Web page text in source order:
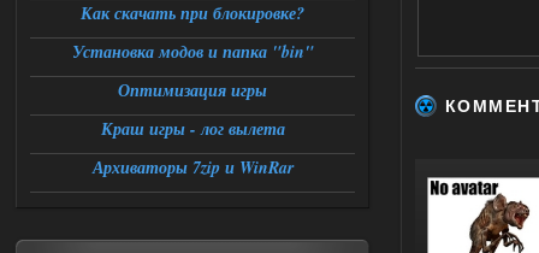
Как скачать при блокировке?
Установка модов и папка "bin"
Оптимизация игры
Краш игры - лог вылета
Архиваторы 7zip и WinRar